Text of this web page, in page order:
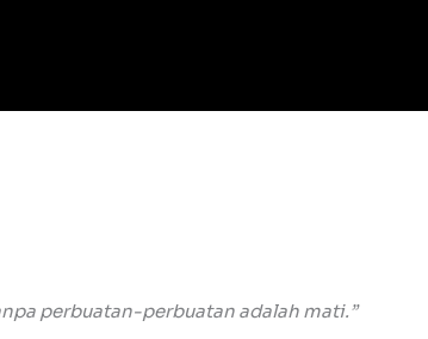
perbuatan-perbuatan adalah mati.”